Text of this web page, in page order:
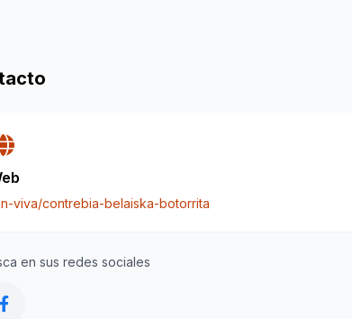
viva/contrebia-belaiska-botorrita
en sus redes sociales